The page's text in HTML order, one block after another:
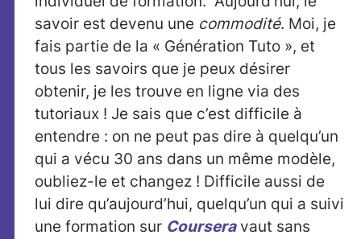
savoir est devenu une commodité. Moi, je
fais partie de la « Génération Tuto », et
tous les savoirs que je peux désirer
obtenir, je les trouve en ligne via des
tutoriaux ! Je sais que c’est difficile à
entendre : on ne peut pas dire à quelqu’un
qui a vécu 30 ans dans un même modèle,
oubliez-le et changez ! Difficile aussi de
lui dire qu’aujourd’hui, quelqu’un qui a suivi
une formation sur Courseravaut sans